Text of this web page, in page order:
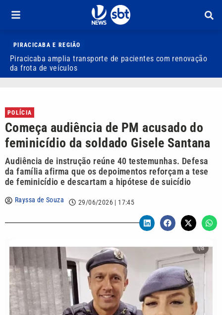
PIRACICABA E REGIÃO
Piracicaba amplia transporte de pacientes com renovação
da frota de veículos
POLÍCIA
Começa audiência de PM acusado do
feminicídio da soldado Gisele Santana
Audiência de instrução reúne 40 testemunhas. Defesa
da família afirma que os depoimentos reforçam a tese
de feminicídio e descartam a hipótese de suicídio
Rayssa de Souza 29/06/2026 | 17:45